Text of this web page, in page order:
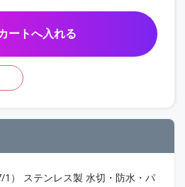
ートへ入れる
1） ステンレス製 水切・防水・パ